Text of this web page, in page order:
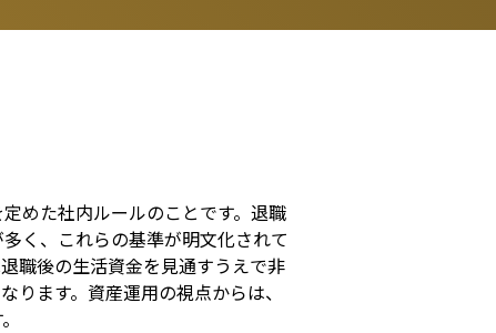
めた社内ルールのことです。退職
く、これらの基準が明文化されて
職後の生活資金を見通すうえで非
ます。資産運用の視点からは、